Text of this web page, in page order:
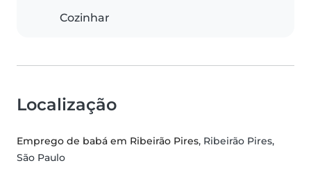
Cozinhar
Localização
Emprego de babá em Ribeirão Pires, Ribeirão Pires,
São Paulo